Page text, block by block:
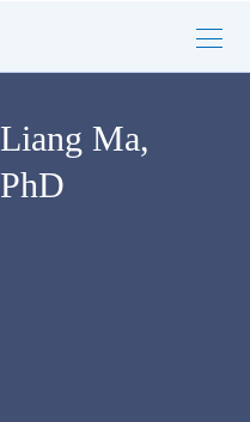
Liang Ma,
PhD